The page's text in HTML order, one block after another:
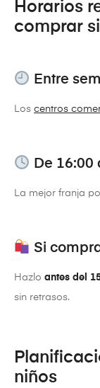
Horarios
comprar
Entre
Los centros
De 16:00
La mejor franja
Si
Hazlo antes del
sin retrasos.
niños